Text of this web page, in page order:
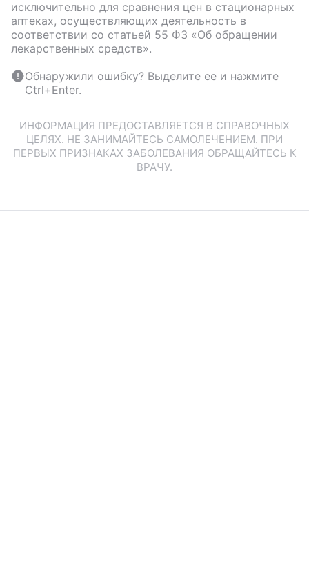
исключительно для сравнения цен в стационарных
аптеках, осуществляющих деятельность в
соответствии со статьей 55 ФЗ «Об обращении
лекарственных средств».
Обнаружили ошибку? Выделите ее и нажмите
Ctrl+Enter.
ИНФОРМАЦИЯ ПРЕДОСТАВЛЯЕТСЯ В СПРАВОЧНЫХ
ЦЕЛЯХ. НЕ ЗАНИМАЙТЕСЬ САМОЛЕЧЕНИЕМ. ПРИ
ПЕРВЫХ ПРИЗНАКАХ ЗАБОЛЕВАНИЯ ОБРАЩАЙТЕСЬ К
ВРАЧУ.